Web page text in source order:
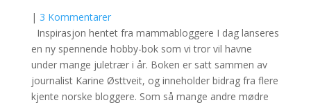
| 3 Kommentarer
Inspirasjon hentet fra mammabloggere I dag lanseres
en ny spennende hobby-bok som vi tror vil havne
under mange juletrær i år. Boken er satt sammen av
journalist Karine Østtveit, og inneholder bidrag fra flere
kjente norske bloggere. Som så mange andre mødre